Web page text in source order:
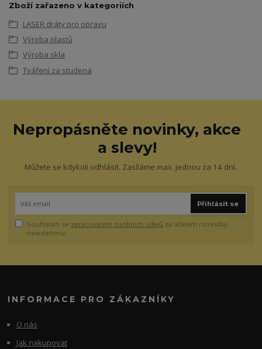
Zboží zařazeno v kategoriích
LASER dráty pro opravu
Výroba plastů
Výroba skla
Tváření za studena
Nepropásněte novinky, akce
a slevy!
Můžete se kdykoli odhlásit. Zasíláme max. jednou za 14 dní.
Přihlásit se
Souhlasím se zpracováním osobních údajů za účelem rozesílky
newsletteru.
INFORMACE PRO ZÁKAZNÍKY
O nás
Jak nakupovat